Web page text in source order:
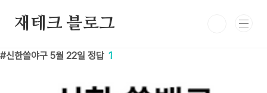
재테크 블로그
신한쏠야구 5월 22일 정답 1